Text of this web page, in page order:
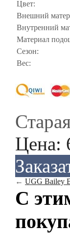
Цвет:
Внешний
Внутренний
Материал
Сезон:
Вес:
Цена:
← UGG Bailey
С